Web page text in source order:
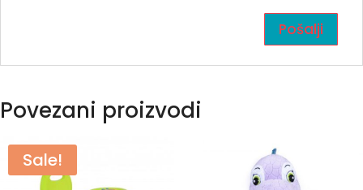
Povezani proizvodi
Sale!